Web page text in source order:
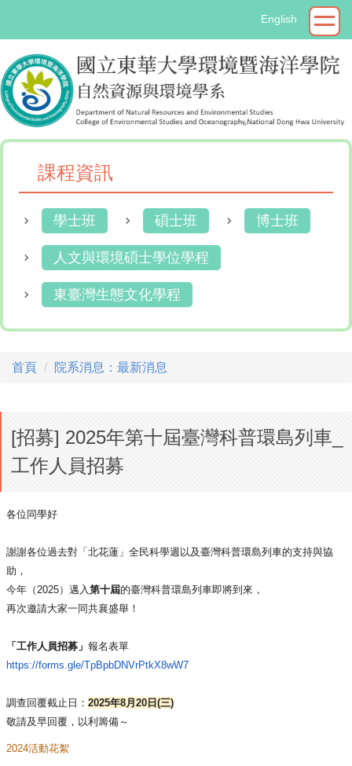
要
內
容
區
English
課程資訊
學士班 碩士班 博士班
人文與環境碩士學位學程
東臺灣生態文化學程
首頁 院系消息：最新消息
[招募] 2025年第十屆臺灣科普環島列車_
工作人員招募
各位同學好
謝謝各位過去對「北花蓮」 全民科學週以及臺灣科普環島列車的支持與協
助，
今年（2025）邁入第十屆的臺灣科普環島列車即將到來，
再次邀請大家一同共襄盛舉！
「工作人員招募」 報名表單
https://forms.gle/TpBpbDNVrPtkX8wW7
調查回覆截止日： 2025年8月20日(三)
敬請及早回覆，以利籌備～
2024活動花絮